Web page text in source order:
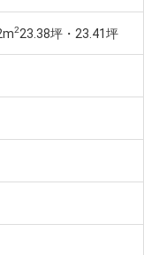
223.38坪・23.41坪